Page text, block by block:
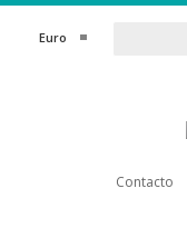
Euro
Contacto